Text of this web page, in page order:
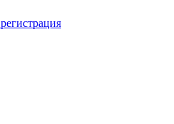
регистрация